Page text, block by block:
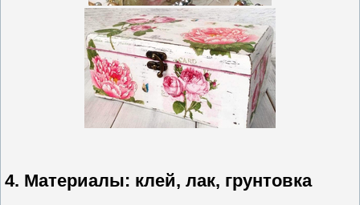
4. Материалы: клей, лак, грунтовка